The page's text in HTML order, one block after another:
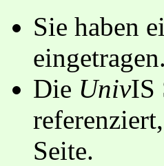
Sie haben
eingetragen.
Die UnivIS
Seite.